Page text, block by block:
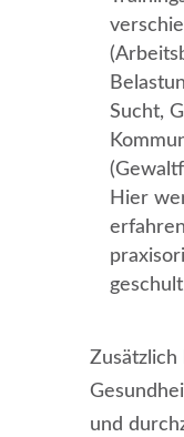
Sucht,
Hier
Zusätzlich
und